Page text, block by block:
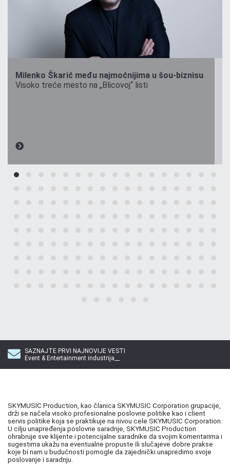
Milenko Škarić među najmoćnijima u šou-biznisu
Visoko treće mesto na „Blicovoj“ listi
SAZNAJTE PRVI NAJNOVIJE VESTI
Event & Entertainment industrija__
SKYMUSIC Production, kao članica SKYMUSIC Corporation grupacije,
drži se načela visoko profesionalne poslovne politike kao i client
servis politike koja se praktikuje na nivou cele SKYMUSIC Corporation.
U cilju unapređenja poslovne saradnje, SKYMUSIC Production
ohrabruje sve klijente i potencijalne saradnike da svojim komentarima i
sugestima ukažu na eventualne propuste ili slučajeve dobre prakse
koje bi nam u budućnosti pomogle da zajednički unapredimo svoje
poslovanje i saradnju.